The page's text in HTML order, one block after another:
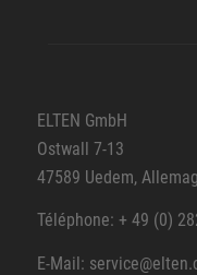
ELTEN GmbH
Ostwall 7-13
47589 Uedem,
Téléphone: + 49 (0)
E-Mail: